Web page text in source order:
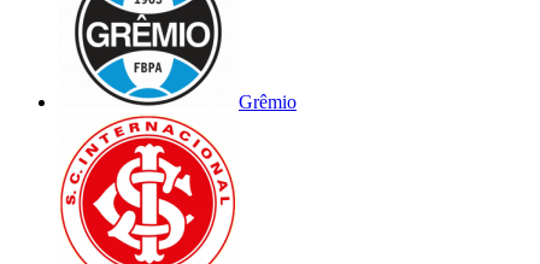
Grêmio